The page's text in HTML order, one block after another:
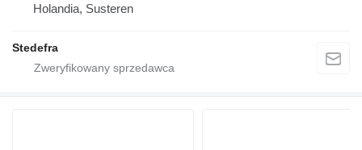
Holandia, Susteren
Stedefra